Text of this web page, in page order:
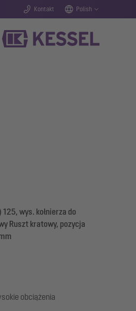
Kontakt Polish
wys. kołnierza do
Ruszt kratowy, pozycja
obciążenia